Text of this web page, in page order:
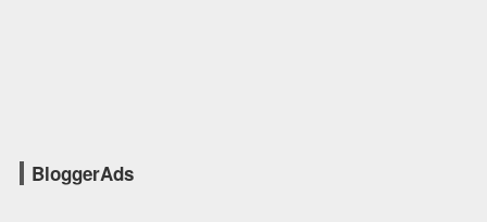
BloggerAds